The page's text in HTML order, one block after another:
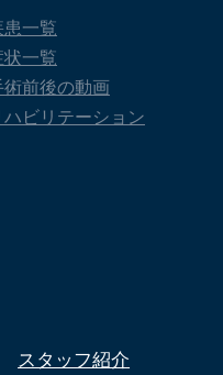
患一覧
状一覧
術前後の動画
ハビリテーション
スタッフ紹介